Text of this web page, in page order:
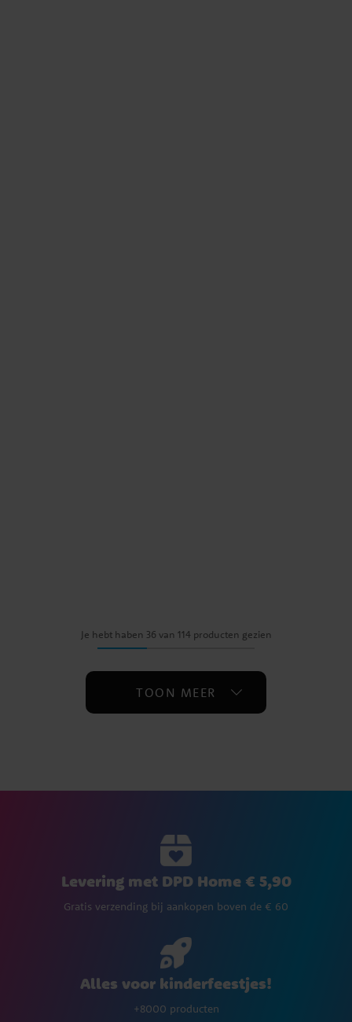
Je hebt haben 36 van 114 producten gezien
TOON MEER
Levering met DPD Home € 5,90
Gratis verzending bij aankopen boven de € 60
Alles voor kinderfeestjes!
+8000 producten